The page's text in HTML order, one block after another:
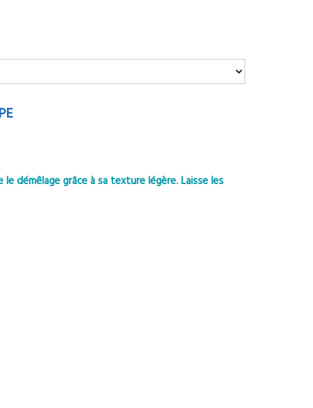
démêlage grâce à sa texture légère. Laisse les